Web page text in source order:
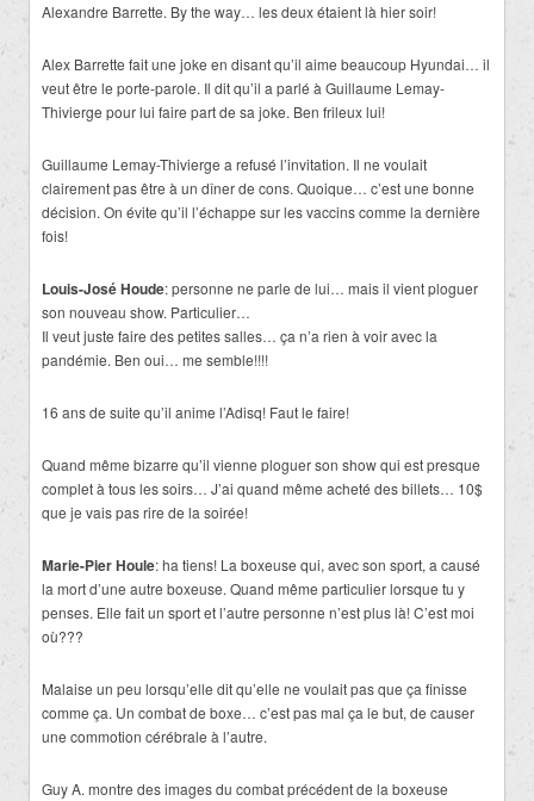
Alexandre Barrette. By the way… les deux étaient là hier soir!
Alex Barrette fait une joke en disant qu’il aime beaucoup Hyundai… il
veut être le porte-parole. Il dit qu’il a parlé à Guillaume Lemay-
Thivierge pour lui faire part de sa joke. Ben frileux lui!
Guillaume Lemay-Thivierge a refusé l’invitation. Il ne voulait
clairement pas être à un dîner de cons. Quoique… c’est une bonne
décision. On évite qu’il l’échappe sur les vaccins comme la dernière
fois!
Louis-José Houde: personne ne parle de lui… mais il vient ploguer
son nouveau show. Particulier…
Il veut juste faire des petites salles… ça n’a rien à voir avec la
pandémie. Ben oui… me semble!!!!
16 ans de suite qu’il anime l’Adisq! Faut le faire!
Quand même bizarre qu’il vienne ploguer son show qui est presque
complet à tous les soirs… J’ai quand même acheté des billets… 10$
que je vais pas rire de la soirée!
Marie-Pier Houle: ha tiens! La boxeuse qui, avec son sport, a causé
la mort d’une autre boxeuse. Quand même particulier lorsque tu y
penses. Elle fait un sport et l’autre personne n’est plus là! C’est moi
où???
Malaise un peu lorsqu’elle dit qu’elle ne voulait pas que ça finisse
comme ça. Un combat de boxe… c’est pas mal ça le but, de causer
une commotion cérébrale à l’autre.
Guy A. montre des images du combat précédent de la boxeuse